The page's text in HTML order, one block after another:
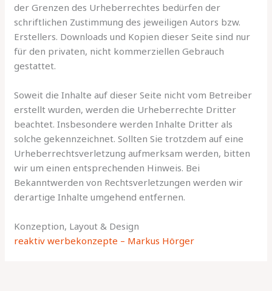
der Grenzen des Urheberrechtes bedürfen der
schriftlichen Zustimmung des jeweiligen Autors bzw.
Erstellers. Downloads und Kopien dieser Seite sind nur
für den privaten, nicht kommerziellen Gebrauch
gestattet.
Soweit die Inhalte auf dieser Seite nicht vom Betreiber
erstellt wurden, werden die Urheberrechte Dritter
beachtet. Insbesondere werden Inhalte Dritter als
solche gekennzeichnet. Sollten Sie trotzdem auf eine
Urheberrechtsverletzung aufmerksam werden, bitten
wir um einen entsprechenden Hinweis. Bei
Bekanntwerden von Rechtsverletzungen werden wir
derartige Inhalte umgehend entfernen.
Konzeption, Layout & Design
reaktiv werbekonzepte – Markus Hörger